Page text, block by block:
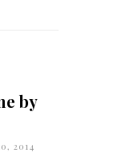
by
2014